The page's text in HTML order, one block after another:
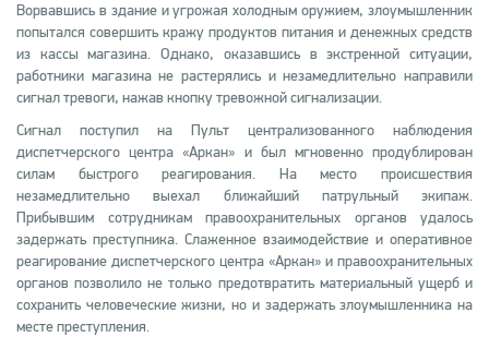
Ворвавшись в здание и угрожая холодным оружием, злоумышленник
попытался совершить кражу продуктов питания и денежных средств
из кассы магазина. Однако, оказавшись в экстренной ситуации,
работники магазина не растерялись и незамедлительно направили
сигнал тревоги, нажав кнопку тревожной сигнализации.
Сигнал поступил на Пульт централизованного наблюдения
диспетчерского центра «Аркан» и был мгновенно продублирован
силам быстрого реагирования. На место происшествия
незамедлительно выехал ближайший патрульный экипаж.
Прибывшим сотрудникам правоохранительных органов удалось
задержать преступника. Слаженное взаимодействие и оперативное
реагирование диспетчерского центра «Аркан» и правоохранительных
органов позволило не только предотвратить материальный ущерб и
сохранить человеческие жизни, но и задержать злоумышленника на
месте преступления.